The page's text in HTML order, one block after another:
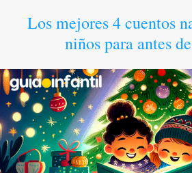
Los mejores 4 cuentos
niños para antes